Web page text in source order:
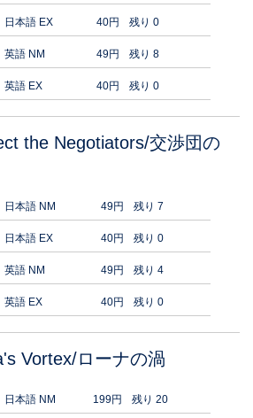
日本語 EX 40円 残り 0
英語 NM 49円 残り 8
英語 EX 40円 残り 0
the Negotiators/交渉団の
日本語 NM 49円 残り 7
日本語 EX 40円 残り 0
英語 NM 49円 残り 4
英語 EX 40円 残り 0
Vortex/ローナの渦
日本語 NM 199円 残り 20